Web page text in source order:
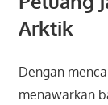
Arktik
Dengan
menawarkan